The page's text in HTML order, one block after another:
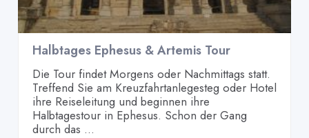
Halbtages Ephesus & Artemis Tour
Die Tour findet Morgens oder Nachmittags statt.
Treffend Sie am Kreuzfahrtanlegesteg oder Hotel
ihre Reiseleitung und beginnen ihre
Halbtagestour in Ephesus. Schon der Gang
durch das ...